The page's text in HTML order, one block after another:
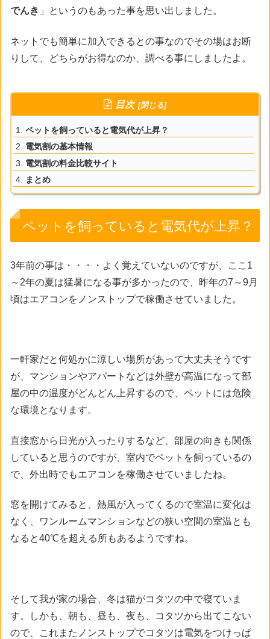
でんき 」というのもあった事を思い出しました。
ネットでも簡単に加入できるとの事なのでその場はお断
りして、どちらがお得なのか、調べる事にしましたよ。
目次
ペットを飼っていると電気代が上昇？
電気割の基本情報
電気割の料金比較サイト
まとめ
ペットを飼っていると電気代が上昇？
3年前の事は・・・・よく覚えていないのですが、ここ1
～2年の夏は猛暑になる事が多かったので、昨年の7～9月
頃はエアコンをノンストップで稼働させていました。
一軒家だと何処かに涼しい場所があって大丈夫そうです
が、マンションやアパートなどは外壁が高温になって部
屋の中の温度がどんどん上昇するので、ペットには危険
な環境となります。
直接窓から日光が入ったりするなど、部屋の向きも関係
していると思うのですが、室内でペットを飼っているの
で、外出時でもエアコンを稼働させていましたね。
窓を開けてみると、熱風が入ってくるので室温に変化は
なく、ワンルームマンションなどの狭い空間の室温とも
なると40℃を超える所もあるようですね。
そして我が家の場合、冬は猫がコタツの中で寝ていま
す。しかも、朝も、昼も、夜も、コタツから出てこない
ので、これまたノンストップでコタツは電気をつけっぱ